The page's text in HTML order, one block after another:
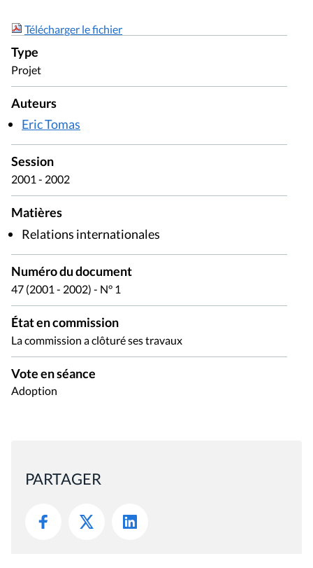
Télécharger le fichier
Type
Projet
Auteurs
Eric Tomas
Session
2001 - 2002
Matières
Relations internationales
Numéro du document
47 (2001 - 2002) - N° 1
État en commission
La commission a clôturé ses travaux
Vote en séance
Adoption
PARTAGER